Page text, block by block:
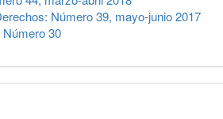
Número 39, mayo-junio 2017
30